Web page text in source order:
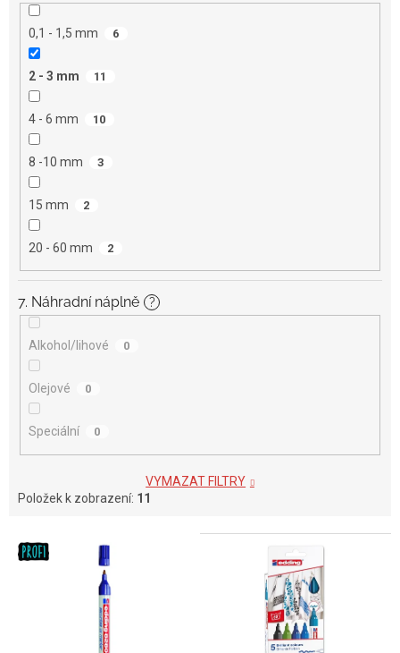
0,1 - 1,5 mm 6
2 - 3 mm 11
4 - 6 mm 10
8 -10 mm 3
15 mm 2
20 - 60 mm 2
7. Náhradní náplně ?
Alkohol/lihové 0
Olejové 0
Speciální 0
VYMAZAT FILTRY
Položek k zobrazení: 11
V